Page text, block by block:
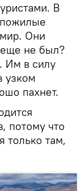
В
Они
еще не был?
Им в силу
узком
пахнет.
потому что
только там,